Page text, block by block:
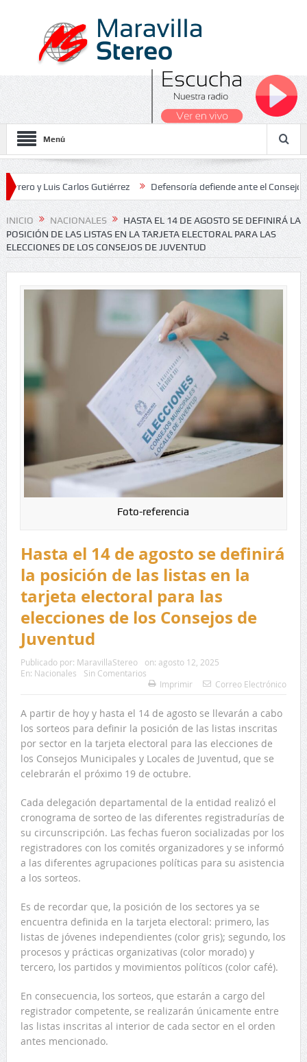
Menú
Carlos Gutiérrez Defensoría defiende ante el Consejo de
Nacionales 2026
INICIO NACIONALES
HASTA EL 14 DE AGOSTO SE DEFINIRÁ LA
POSICIÓN DE LAS LISTAS EN LA TARJETA ELECTORAL PARA LAS
ELECCIONES DE LOS CONSEJOS DE JUVENTUD
Foto-referencia
Hasta el 14 de agosto se definirá
la posición de las listas en la
tarjeta electoral para las
elecciones de los Consejos de
Juventud
Publicado por: MaravillaStereo on: agosto 12, 2025
En: Nacionales
Sin Comentarios
Imprimir
Correo Electrónico
A partir de hoy y hasta el 14 de agosto se llevarán a cabo
los sorteos para definir la posición de las listas inscritas
por sector en la tarjeta electoral para las elecciones de
los Consejos Municipales y Locales de Juventud, que se
celebrarán el próximo 19 de octubre.
Cada delegación departamental de la entidad realizó el
cronograma de sorteo de las diferentes registradurías de
su circunscripción. Las fechas fueron socializadas por los
registradores con los comités organizadores y se informó
a las diferentes agrupaciones políticas para su asistencia
a los sorteos.
Es de recordar que, la posición de los sectores ya se
encuentra definida en la tarjeta electoral: primero, las
listas de jóvenes independientes (color gris); segundo, los
procesos y prácticas organizativas (color morado) y
tercero, los partidos y movimientos políticos (color café).
En consecuencia, los sorteos, que estarán a cargo del
registrador competente, se realizarán únicamente entre
las listas inscritas al interior de cada sector en el orden
antes mencionado.